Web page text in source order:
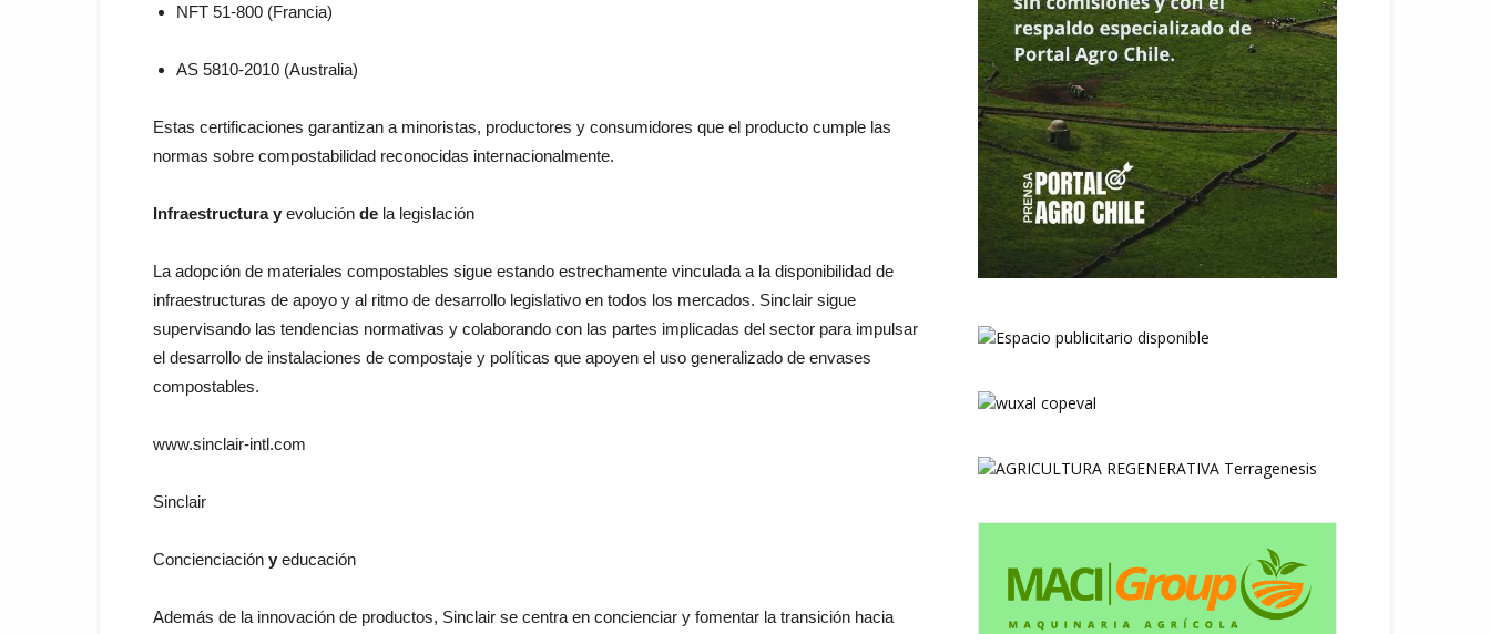
NFT 51-800 (Francia)
AS 5810-2010 (Australia)
Estas certificaciones garantizan a minoristas, productores y consumidores que el producto cumple las
normas sobre compostabilidad reconocidas internacionalmente.
Infraestructura y evolución de la legislación
La adopción de materiales compostables sigue estando estrechamente vinculada a la disponibilidad de
infraestructuras de apoyo y al ritmo de desarrollo legislativo en todos los mercados. Sinclair sigue
supervisando las tendencias normativas y colaborando con las partes implicadas del sector para impulsar
el desarrollo de instalaciones de compostaje y políticas que apoyen el uso generalizado de envases
compostables.
www.sinclair-intl.com
Sinclair
Concienciación y educación
Además de la innovación de productos, Sinclair se centra en concienciar y fomentar la transición hacia